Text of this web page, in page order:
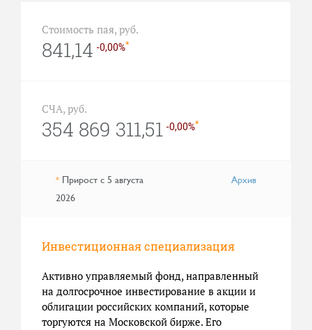
Стоимость пая, руб.
841,14 -0,00%*
СЧА, руб.
354 869 311,51 -0,00%*
* Прирост с 5 августа
2026
Архив
Инвестиционная специализация
Активно управляемый фонд, направленный
на долгосрочное инвестирование в акции и
облигации российских компаний, которые
торгуются на Московской бирже. Его